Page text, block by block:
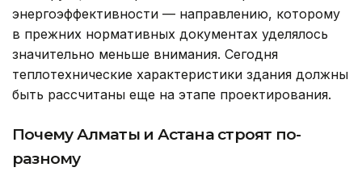
энергоэффективности — направлению, которому
в прежних нормативных документах уделялось
значительно меньше внимания. Сегодня
теплотехнические характеристики здания должны
быть рассчитаны еще на этапе проектирования.
Почему Алматы и Астана строят по-
разному